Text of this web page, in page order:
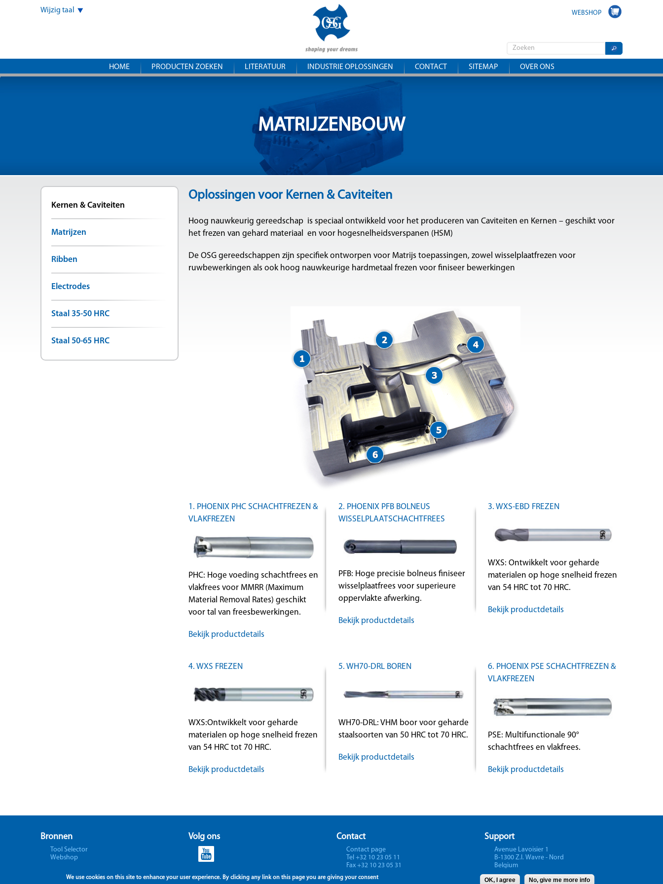
Overslaan
en naar
Wijzig taal WEBSHOP
HOME PRODUCTEN ZOEKEN LITERATUUR INDUSTRIE OPLOSSINGEN CONTACT SITEMAP OVER ONS
MATRIJZENBOUW
Kernen & Caviteiten
Matrijzen
Ribben
Electrodes
Staal 35-50 HRC
Staal 50-65 HRC
Oplossingen voor Kernen & Caviteiten
Hoog nauwkeurig gereedschap is speciaal ontwikkeld voor het produceren van Caviteiten en Kernen – geschikt voor
het frezen van gehard materiaal en voor hogesnelheidsverspanen (HSM)
De OSG gereedschappen zijn specifiek ontworpen voor Matrijs toepassingen, zowel wisselplaatfrezen voor
ruwbewerkingen als ook hoog nauwkeurige hardmetaal frezen voor finiseer bewerkingen
1. PHOENIX PHC SCHACHTFREZEN &
VLAKFREZEN
PHC: Hoge voeding schachtfrees en
vlakfrees voor MMRR (Maximum
Material Removal Rates) geschikt
voor tal van freesbewerkingen.
Bekijk productdetails
2. PHOENIX PFB BOLNEUS
WISSELPLAATSCHACHTFREES
PFB: Hoge precisie bolneus finiseer
wisselplaatfrees voor superieure
oppervlakte afwerking.
Bekijk productdetails
3. WXS-EBD FREZEN
WXS: Ontwikkelt voor geharde
materialen op hoge snelheid frezen
van 54 HRC tot 70 HRC.
Bekijk productdetails
4. WXS FREZEN
WXS:Ontwikkelt voor geharde
materialen op hoge snelheid frezen
van 54 HRC tot 70 HRC.
Bekijk productdetails
5. WH70-DRL BOREN
WH70-DRL: VHM boor voor geharde
staalsoorten van 50 HRC tot 70 HRC.
Bekijk productdetails
6. PHOENIX PSE SCHACHTFREZEN &
VLAKFREZEN
PSE: Multifunctionale 90°
schachtfrees en vlakfrees.
Bekijk productdetails
Bronnen
Tool Selector
Webshop
Volg ons Contact
Contact page
Tel +32 10 23 05 11
Fax +32 10 23 05 31
Support
Avenue Lavoisier 1
B-1300 Z.I. Wavre - Nord
Belgium
We use cookies on this site to enhance your user experience. By clicking any link on this page you are giving your consent OK, I agree No, give me more info